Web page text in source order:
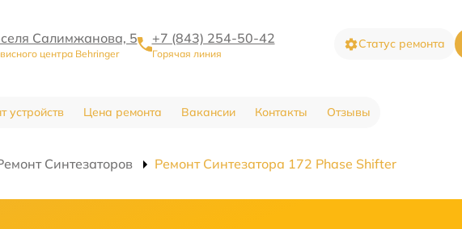
Салимжанова, 5
центра Behringer
+7 (843) 254-50-42
Горячая линия
Статус ремонта
устройств Цена ремонта Вакансии Контакты Отзывы
Синтезаторов Ремонт Синтезатора 172 Phase Shifter